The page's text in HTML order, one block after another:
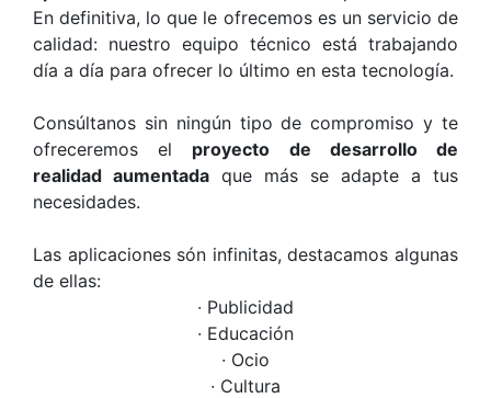
En definitiva, lo que le ofrecemos es un servicio de
calidad: nuestro equipo técnico está trabajando
día a día para ofrecer lo último en esta tecnología.
Consúltanos sin ningún tipo de compromiso y te
ofreceremos el proyecto de desarrollo de
realidad aumentada que más se adapte a tus
necesidades.
Las aplicaciones són infinitas, destacamos algunas
de ellas:
∙ Publicidad
∙ Educación
∙ Ocio
∙ Cultura